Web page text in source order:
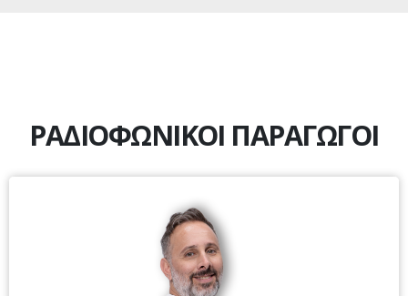
ΡΑΔΙΟΦΩΝΙΚΟΙ ΠΑΡΑΓΩΓΟΙ